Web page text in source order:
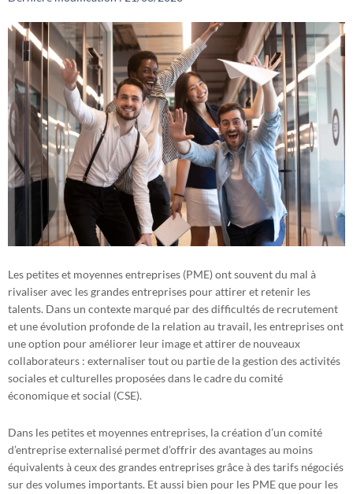
Les petites et moyennes entreprises (PME) ont souvent du mal à
rivaliser avec les grandes entreprises pour attirer et retenir les
talents. Dans un contexte marqué par des difficultés de recrutement
et une évolution profonde de la relation au travail, les entreprises ont
une option pour améliorer leur image et attirer de nouveaux
collaborateurs : externaliser tout ou partie de la gestion des activités
sociales et culturelles proposées dans le cadre du comité
économique et social (CSE).
Dans les petites et moyennes entreprises, la création d’un comité
d’entreprise externalisé permet d’offrir des avantages au moins
équivalents à ceux des grandes entreprises grâce à des tarifs négociés
sur des volumes importants. Et aussi bien pour les PME que pour les